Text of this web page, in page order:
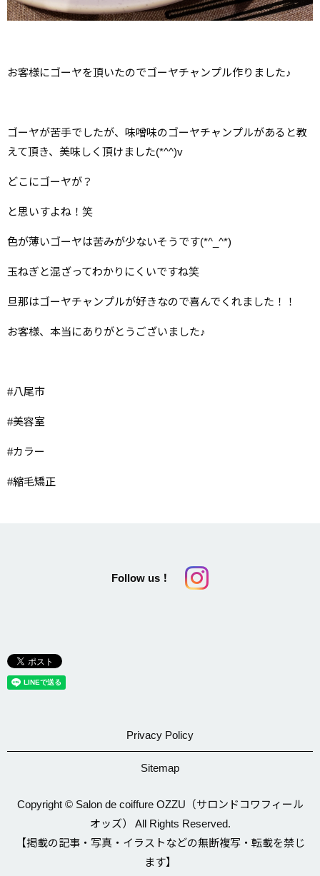
お客様にゴーヤを頂いたのでゴーヤチャンプル作りました♪
ゴーヤが苦手でしたが、味噌味のゴーヤチャンプルがあると教
えて頂き、美味しく頂けました(*^^)v
どこにゴーヤが？
と思いすよね！笑
色が薄いゴーヤは苦みが少ないそうです(*^_^*)
玉ねぎと混ざってわかりにくいですね笑
旦那はゴーヤチャンプルが好きなので喜んでくれました！！
お客様、本当にありがとうございました♪
#八尾市
#美容室
#カラー
#縮毛矯正
Follow us！
Privacy Policy
Sitemap
Copyright © Salon de coiffure OZZU（サロンドコワフィール
オッズ） All Rights Reserved.
【掲載の記事・写真・イラストなどの無断複写・転載を禁じ
ます】